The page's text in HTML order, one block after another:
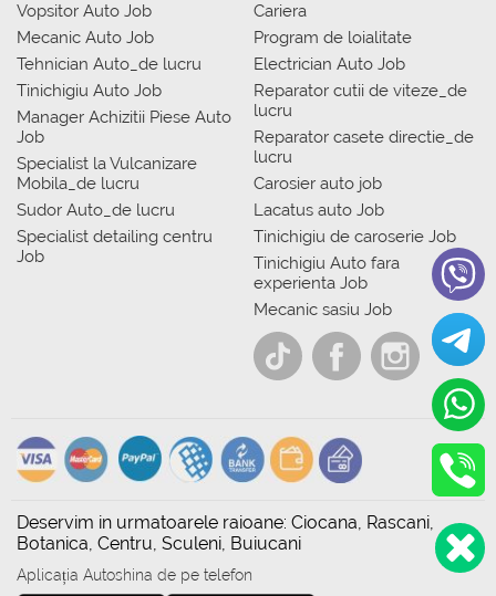
Vopsitor Auto Job
Mecanic Auto Job
Tehnician Auto_de lucru
Tinichigiu Auto Job
Manager Achizitii Piese Auto
Job
Specialist la Vulcanizare
Mobila_de lucru
Sudor Auto_de lucru
Specialist detailing centru
Job
Cariera
Program de loialitate
Electrician Auto Job
Reparator cutii de viteze_de
lucru
Reparator casete directie_de
lucru
Carosier auto job
Lacatus auto Job
Tinichigiu de caroserie Job
Tinichigiu Auto fara
experienta Job
Mecanic sasiu Job
Deservim in urmatoarele raioane: Ciocana, Rascani,
Botanica, Centru, Sculeni, Buiucani
Aplicația Autoshina de pe telefon